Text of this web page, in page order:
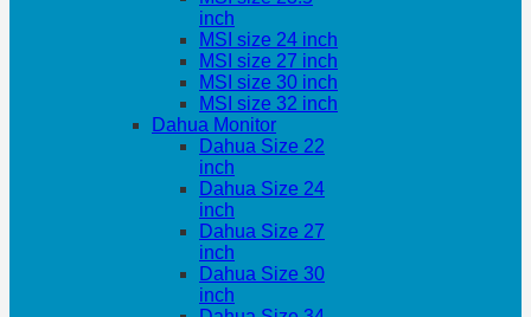
inch
MSI size 24 inch
MSI size 27 inch
MSI size 30 inch
MSI size 32 inch
Dahua Monitor
Dahua Size 22
inch
Dahua Size 24
inch
Dahua Size 27
inch
Dahua Size 30
inch